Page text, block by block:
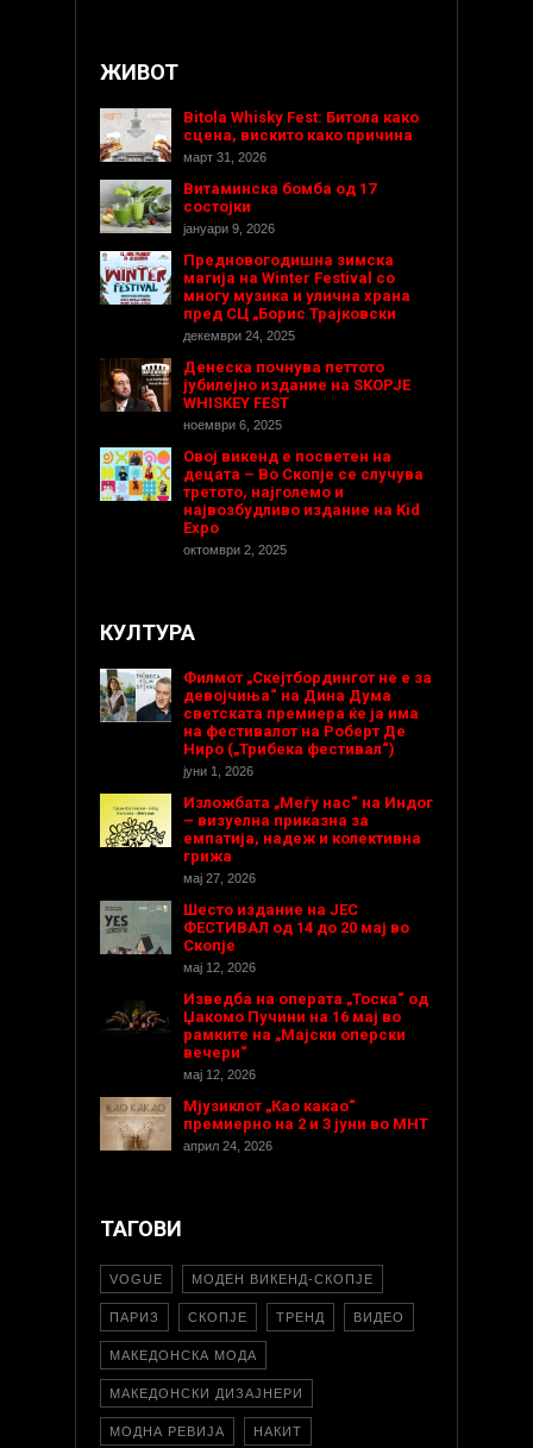
ЖИВОТ
Bitola Whisky Fest: Битола како
сцена, вискито како причина
март 31, 2026
Витаминска бомба од 17
состојки
јануари 9, 2026
Предновогодишнa зимска
магија на Winter Festival со
многу музика и улична храна
пред СЦ „Борис Трајковски
декември 24, 2025
Денеска почнува петтото
јубилејно издание на SKOPJE
WHISKEY FEST
ноември 6, 2025
Овој викенд е посветен на
децата – Во Скопје се случува
третото, најголемо и
највозбудливо издание на Kid
Expo
октомври 2, 2025
КУЛТУРА
Филмот „Скејтбордингот не е за
девојчиња“ на Дина Дума
светската премиера ќе ја има
на фестивалот на Роберт Де
Ниро („Трибека фестивал“)
јуни 1, 2026
Изложбата „Меѓу нас“ на Индог
– визуелна приказна за
емпатија, надеж и колективна
грижа
мај 27, 2026
Шесто издание на ЈЕС
ФЕСТИВАЛ од 14 до 20 мај во
Скопје
мај 12, 2026
Изведба на операта „Тоска“ од
Џакомо Пучини на 16 мај во
рамките на „Мајски оперски
вечери“
мај 12, 2026
Мјузиклот „Као какао“
премиерно на 2 и 3 јуни во МНТ
април 24, 2026
ТАГОВИ
VOGUE МОДЕН ВИКЕНД-СКОПЈЕ
ПАРИЗ СКОПЈЕ ТРЕНД ВИДЕО
МАКЕДОНСКА МОДА
МАКЕДОНСКИ ДИЗАЈНЕРИ
МОДНА РЕВИЈА НАКИТ